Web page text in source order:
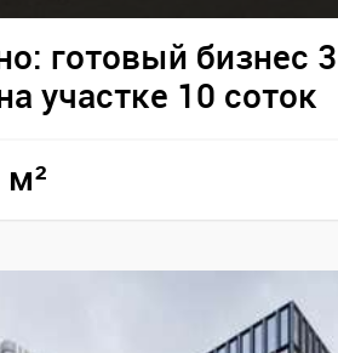
готовый бизнес
участке 10 соток
м²